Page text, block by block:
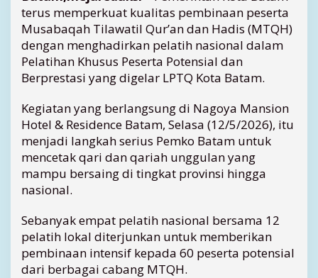
T
r
g
e
t
a
n
P
e
s
s
i
M
T
terus memperkuat kualitas pembinaan peserta
Musabaqah Tilawatil Qur’an dan Hadis (MTQH)
dengan menghadirkan pelatih nasional dalam
Pelatihan Khusus Peserta Potensial dan
Berprestasi yang digelar LPTQ Kota Batam.
Kegiatan yang berlangsung di Nagoya Mansion
Hotel & Residence Batam, Selasa (12/5/2026), itu
menjadi langkah serius Pemko Batam untuk
mencetak qari dan qariah unggulan yang
mampu bersaing di tingkat provinsi hingga
nasional.
Sebanyak empat pelatih nasional bersama 12
pelatih lokal diterjunkan untuk memberikan
pembinaan intensif kepada 60 peserta potensial
dari berbagai cabang MTQH.